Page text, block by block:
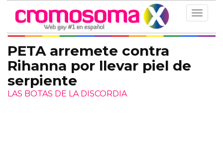
Toggle
PETA arremete contra
Rihanna por llevar piel de
serpiente
LAS BOTAS DE LA DISCORDIA